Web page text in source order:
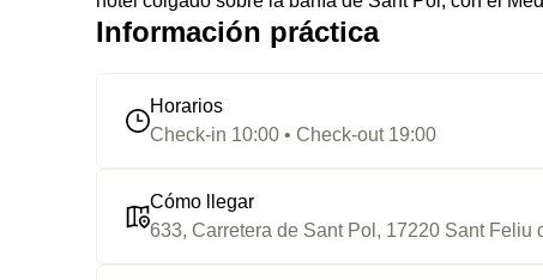
Información práctica
Horarios
Check-in 10:00 • Check-out 19:00
Cómo llegar
633, Carretera de Sant Pol, 17220 Sant Feliu